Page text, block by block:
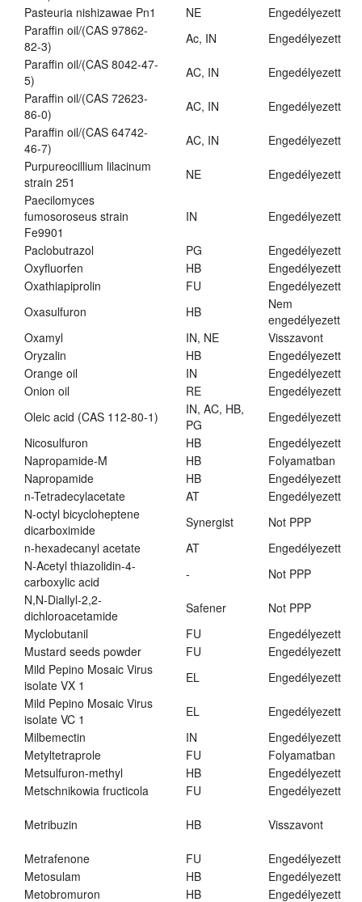
Pasteuria nishizawae Pn1
NE
Engedélyezett
Paraffin oil/(CAS 97862-
82-3)
Ac, IN
Engedélyezett
Paraffin oil/(CAS 8042-47-
5)
AC, IN
Engedélyezett
Paraffin oil/(CAS 72623-
86-0)
AC, IN
Engedélyezett
Paraffin oil/(CAS 64742-
46-7)
AC, IN
Engedélyezett
Purpureocillium lilacinum
strain 251
NE
Engedélyezett
Paecilomyces
fumosoroseus strain
Fe9901
IN Engedélyezett
Paclobutrazol PG
Engedélyezett
Oxyfluorfen
HB
Engedélyezett
Oxathiapiprolin
FU
Engedélyezett
Oxasulfuron
HB
Nem
engedélyezett
Oxamyl
IN, NE
Visszavont
Oryzalin
HB
Engedélyezett
Orange oil
IN
Engedélyezett
Onion oil
RE
Engedélyezett
Oleic acid (CAS 112-80-1)
IN, AC, HB,
PG
Engedélyezett
Nicosulfuron
HB
Engedélyezett
Napropamide-M
HB
Folyamatban
Napropamide
HB
Engedélyezett
n-Tetradecylacetate
AT
Engedélyezett
N-octyl bicycloheptene
dicarboximide
Synergist
Not PPP
n-hexadecanyl acetate
AT
Engedélyezett
N-Acetyl thiazolidin-4-
carboxylic acid
-
Not PPP
N,N-Diallyl-2,2-
dichloroacetamide
Safener
Not PPP
Myclobutanil
FU
Engedélyezett
Mustard seeds powder
FU
Engedélyezett
Mild Pepino Mosaic Virus
isolate VX 1
EL
Engedélyezett
Mild Pepino Mosaic Virus
isolate VC 1
EL
Engedélyezett
Milbemectin
IN
Engedélyezett
Metyltetraprole
FU
Folyamatban
Metsulfuron-methyl
HB
Engedélyezett
Metschnikowia fructicola
FU Engedélyezett
Metribuzin HB Visszavont
Metrafenone FU
Engedélyezett
Metosulam
HB
Engedélyezett
Metobromuron
HB Engedélyezett